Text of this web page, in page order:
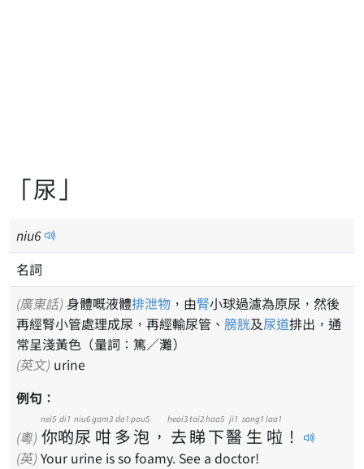
「尿」
niu6
名詞
(廣東話) 身體嘅液體排泄物 ，由腎小球過濾為原尿，然後
再經腎小管處理成尿，再經輸尿管、 膀胱及尿道排出，通
常呈淺黃色（量詞：篤／灘）
(英文) urine
例句：
(粵) 你
nei5
啲
di1
尿
niu6
咁
gam3
多
do1
泡
pou5
， 去
heoi3
睇
tai2
下
haa5
醫
ji1
生
sang1
啦
laa1
！
(英) Your urine is so foamy. See a doctor!